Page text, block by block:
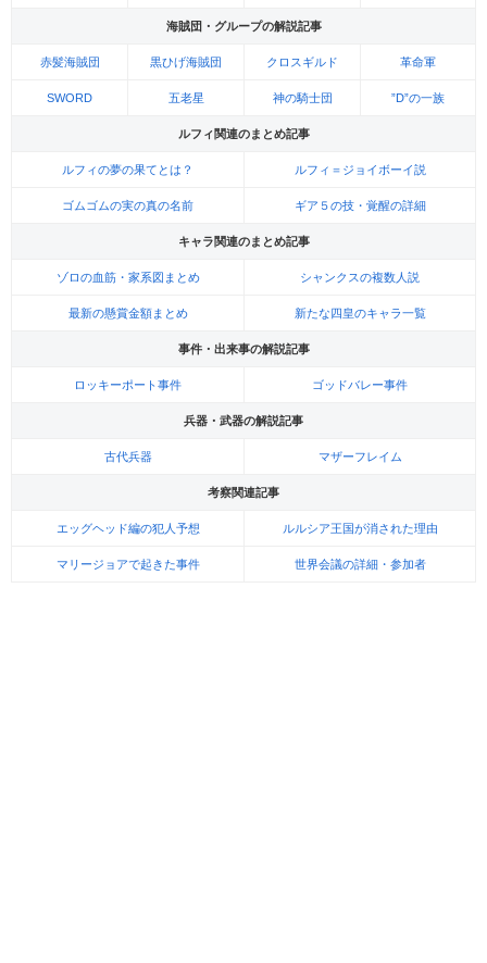
海賊団・グループの解説記事
赤髪海賊団 黒ひげ海賊団 クロスギルド 革命軍
SWORD 五老星 神の騎士団 ”D”の一族
ルフィ関連のまとめ記事
ルフィの夢の果てとは？ ルフィ＝ジョイボーイ説
ゴムゴムの実の真の名前 ギア５の技・覚醒の詳細
キャラ関連のまとめ記事
ゾロの血筋・家系図まとめ シャンクスの複数人説
最新の懸賞金額まとめ 新たな四皇のキャラ一覧
事件・出来事の解説記事
ロッキーポート事件 ゴッドバレー事件
兵器・武器の解説記事
古代兵器 マザーフレイム
考察関連記事
エッグヘッド編の犯人予想 ルルシア王国が消された理由
マリージョアで起きた事件 世界会議の詳細・参加者